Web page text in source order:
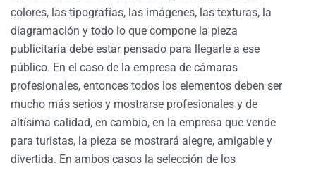
colores, las tipografías, las imágenes, las texturas, la
diagramación y todo lo que compone la pieza
publicitaria debe estar pensado para llegarle a ese
público. En el caso de la empresa de cámaras
profesionales, entonces todos los elementos deben ser
mucho más serios y mostrarse profesionales y de
altísima calidad, en cambio, en la empresa que vende
para turistas, la pieza se mostrará alegre, amigable y
divertida. En ambos casos la selección de los